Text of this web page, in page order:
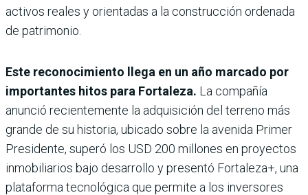
activos reales y orientadas a la construcción ordenada
de patrimonio.
Este reconoci­miento llega en un año mar­cado por
importantes hitos para Fortaleza. La compa­ñía
anunció recientemente la adquisición del terreno más
grande de su historia, ubi­cado sobre la avenida Primer
Presidente, superó los USD 200 millones en proyectos
inmobiliarios bajo desarro­llo y presentó Fortaleza+, una
plataforma tecnológica que permite a los inversores